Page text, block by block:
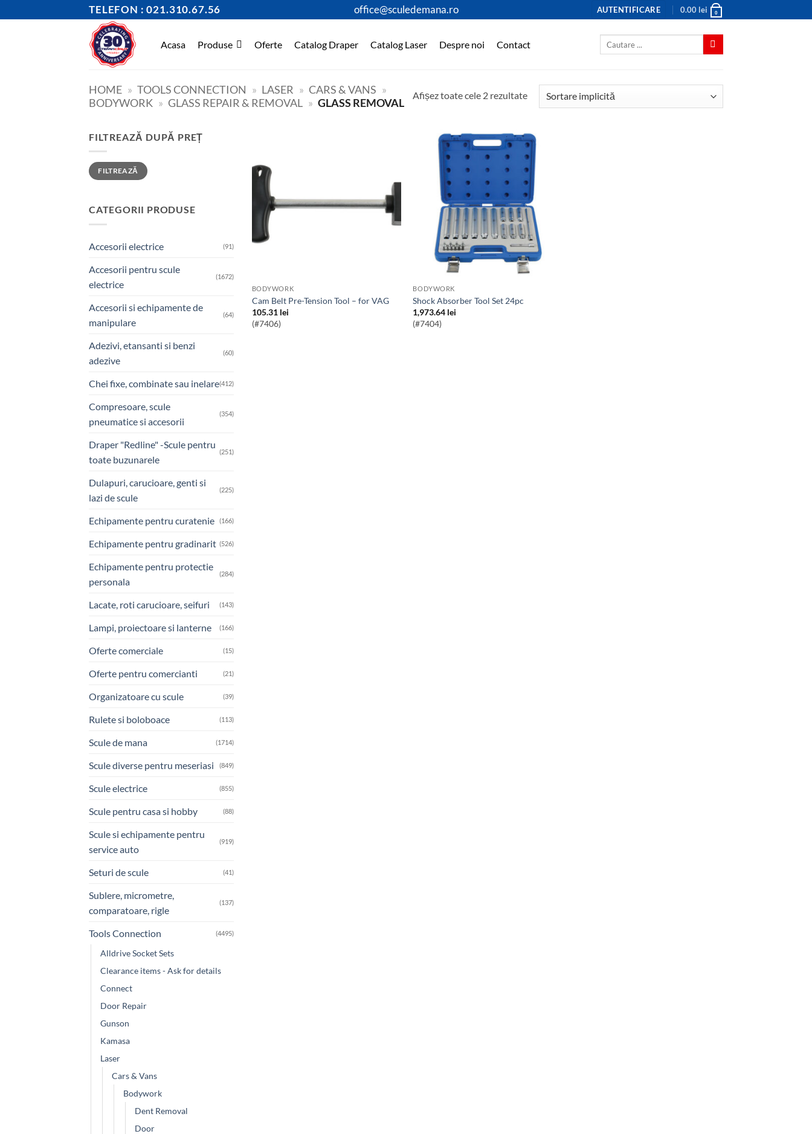
to
TELEFON : 021.310.67.56 office@sculedemana.ro AUTENTIFICARE 0.00 lei 0
Acasa Produse Oferte Catalog Draper Catalog Laser Despre noi Contact
HOME » TOOLS CONNECTION » LASER » CARS & VANS »
BODYWORK » GLASS REPAIR & REMOVAL » GLASS REMOVAL
Afișez toate cele 2 rezultate
FILTREAZĂ DUPĂ PREȚ
Preț
minim
Preț
maxim
FILTREAZĂ
CATEGORII PRODUSE
Accesorii electrice (91)
Accesorii pentru scule
electrice
(1672)
Accesorii si echipamente de
manipulare
(64)
Adezivi, etansanti si benzi
adezive
(60)
Chei fixe, combinate sau inelare(412)
Compresoare, scule
pneumatice si accesorii
(354)
Draper "Redline" -Scule pentru
toate buzunarele
(251)
Dulapuri, carucioare, genti si
lazi de scule
(225)
Echipamente pentru curatenie (166)
Echipamente pentru gradinarit (526)
Echipamente pentru protectie
personala
(284)
Lacate, roti carucioare, seifuri (143)
Lampi, proiectoare si lanterne (166)
Oferte comerciale (15)
Oferte pentru comercianti (21)
Organizatoare cu scule (39)
Rulete si boloboace (113)
Scule de mana (1714)
Scule diverse pentru meseriasi (849)
Scule electrice (855)
Scule pentru casa si hobby (88)
Scule si echipamente pentru
service auto
(919)
Seturi de scule (41)
Sublere, micrometre,
comparatoare, rigle
(137)
Tools Connection (4495)
Alldrive Socket Sets
Clearance items - Ask for details
Connect
Door Repair
Gunson
Kamasa
Laser
Cars & Vans
Bodywork
Dent Removal
Door
BODYWORK
Cam Belt Pre-Tension Tool – for VAG
105.31 lei
(#7406)
BODYWORK
Shock Absorber Tool Set 24pc
1,973.64 lei
(#7404)